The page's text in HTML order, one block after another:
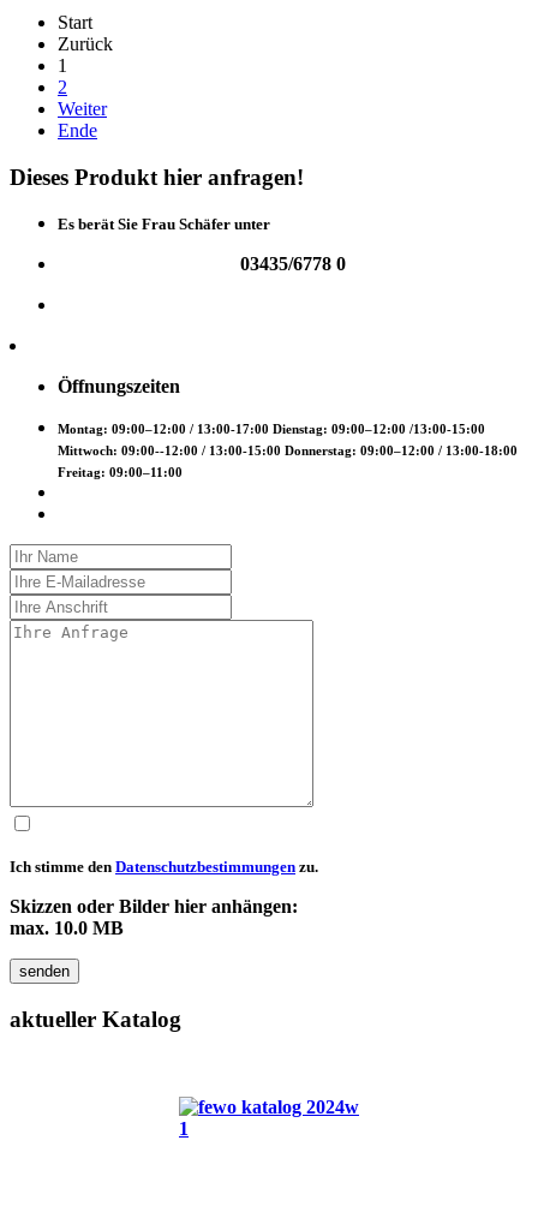
Start
Zurück
1
2
Weiter
Ende
Dieses Produkt hier anfragen!
Es berät Sie Frau Schäfer unter
03435/6778 0
Öffnungszeiten
Montag: 09:00–12:00 / 13:00-17:00 Dienstag: 09:00–12:00 /13:00-15:00
Mittwoch: 09:00--12:00 / 13:00-15:00 Donnerstag: 09:00–12:00 / 13:00-18:00
Freitag: 09:00–11:00
Ich stimme den Datenschutzbestimmungen zu.
Skizzen oder Bilder hier anhängen:
max. 10.0 MB
senden
aktueller Katalog